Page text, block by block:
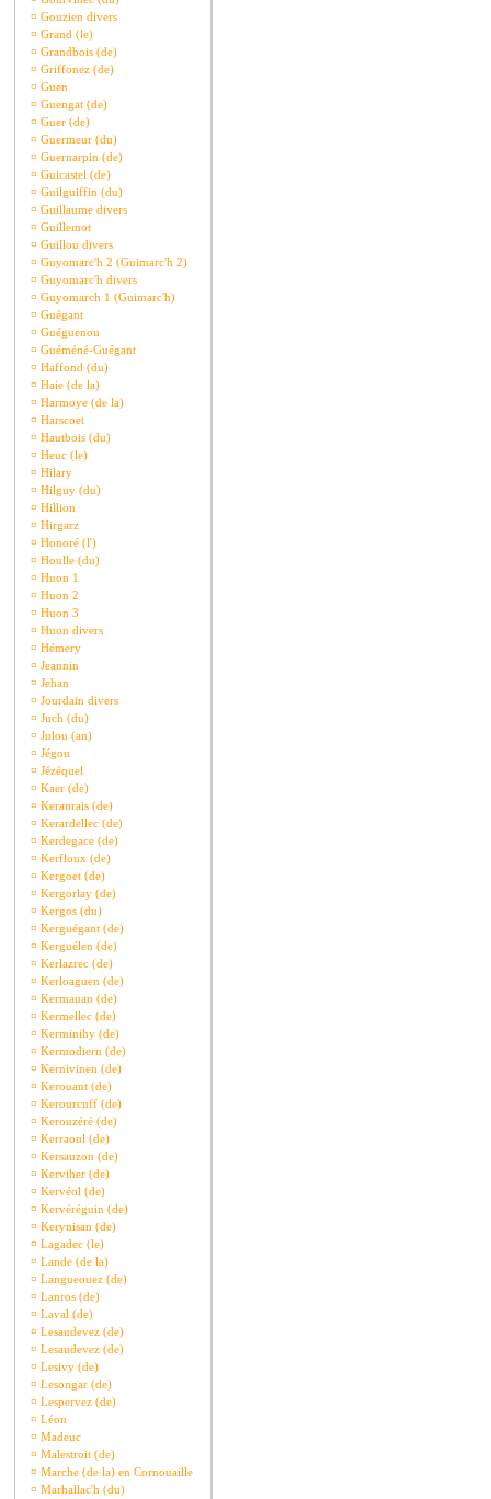
¤ Gouzien divers
¤ Grand (le)
¤ Grandbois (de)
¤ Griffonez (de)
¤ Guen
¤ Guengat (de)
¤ Guer (de)
¤ Guermeur (du)
¤ Guernarpin (de)
¤ Guicastel (de)
¤ Guilguiffin (du)
¤ Guillaume divers
¤ Guillemot
¤ Guillou divers
¤ Guyomarc'h 2 (Guimarc'h 2)
¤ Guyomarc'h divers
¤ Guyomarch 1 (Guimarc'h)
¤ Guégant
¤ Guéguenou
¤ Guéméné-Guégant
¤ Haffond (du)
¤ Haie (de la)
¤ Harmoye (de la)
¤ Harscoet
¤ Hautbois (du)
¤ Heuc (le)
¤ Hilary
¤ Hilguy (du)
¤ Hillion
¤ Hirgarz
¤ Honoré (l')
¤ Houlle (du)
¤ Huon 1
¤ Huon 2
¤ Huon 3
¤ Huon divers
¤ Hémery
¤ Jeannin
¤ Jehan
¤ Jourdain divers
¤ Juch (du)
¤ Julou (an)
¤ Jégou
¤ Jézéquel
¤ Kaer (de)
¤ Keranrais (de)
¤ Kerardellec (de)
¤ Kerdegace (de)
¤ Kerfloux (de)
¤ Kergoet (de)
¤ Kergorlay (de)
¤ Kergos (du)
¤ Kerguégant (de)
¤ Kerguélen (de)
¤ Kerlazrec (de)
¤ Kerloaguen (de)
¤ Kermauan (de)
¤ Kermellec (de)
¤ Kerminihy (de)
¤ Kermodiern (de)
¤ Kernivinen (de)
¤ Kerouant (de)
¤ Kerourcuff (de)
¤ Kerouzéré (de)
¤ Kerraoul (de)
¤ Kersauzon (de)
¤ Kerviher (de)
¤ Kervéol (de)
¤ Kervéréguin (de)
¤ Kerynisan (de)
¤ Lagadec (le)
¤ Lande (de la)
¤ Langueouez (de)
¤ Lanros (de)
¤ Laval (de)
¤ Lesaudevez (de)
¤ Lesaudevez (de)
¤ Lesivy (de)
¤ Lesongar (de)
¤ Lespervez (de)
¤ Léon
¤ Madeuc
¤ Malestroit (de)
¤ Marche (de la) en Cornouaille
¤ Marhallac'h (du)